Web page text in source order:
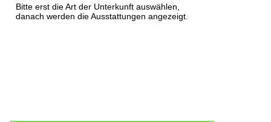
Bitte erst die Art der Unterkunft auswählen,
danach werden die Ausstattungen angezeigt.